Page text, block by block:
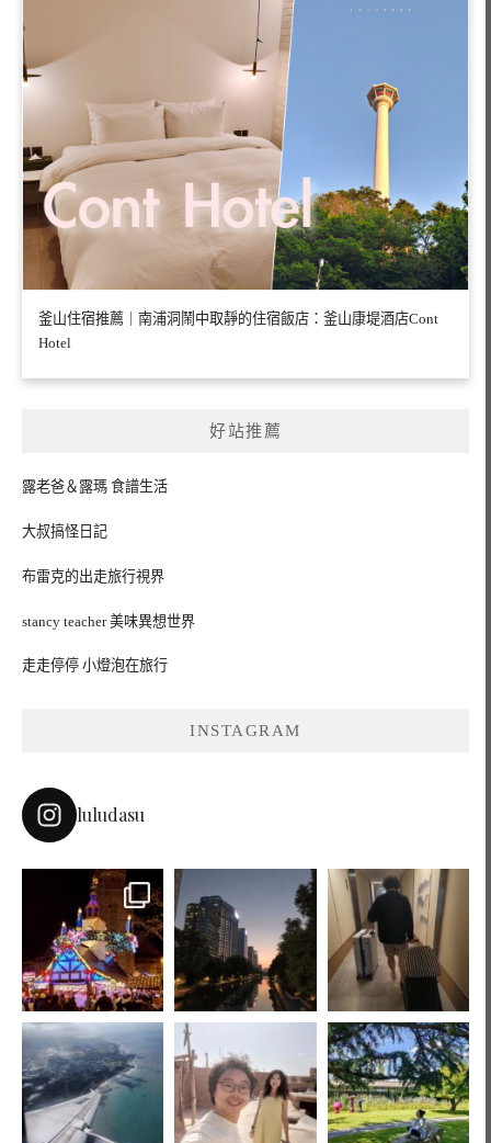
釜山住宿推薦｜南浦洞鬧中取靜的住宿飯店：釜山康堤酒店Cont
Hotel
好站推薦
露老爸＆露瑪 食譜生活
大叔搞怪日記
布雷克的出走旅行視界
stancy teacher 美味異想世界
走走停停 小燈泡在旅行
INSTAGRAM
luludasu